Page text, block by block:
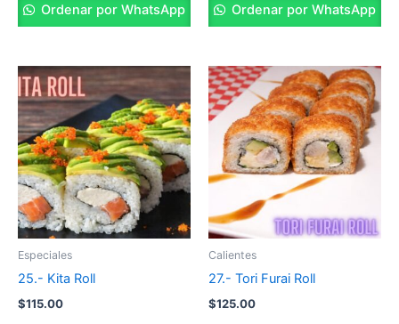
Ordenar por WhatsApp Ordenar por WhatsApp
Especiales
25.- Kita Roll
$115.00
Calientes
27.- Tori Furai Roll
$125.00